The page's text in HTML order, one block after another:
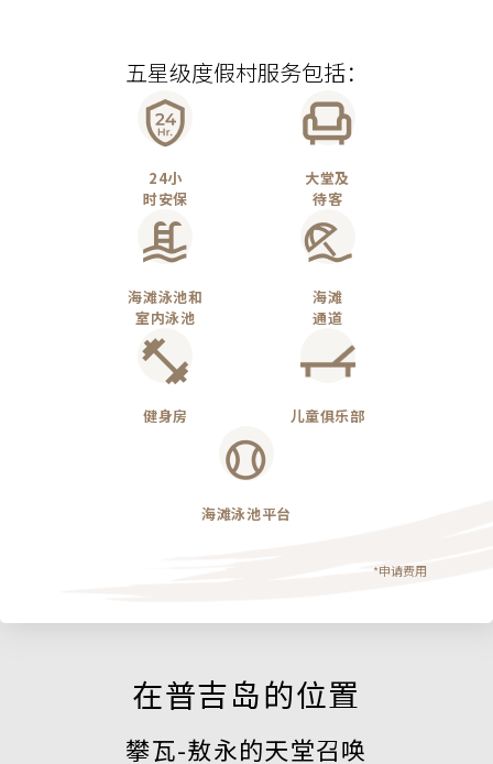
五星级度假村服务包括：
24小
时安保
大堂及
待客
海滩泳池和
室内泳池
海滩
通道
健身房
海滩泳池平台
儿童俱乐部
*申请费用
在普吉岛的位置
攀瓦-敖永的天堂召唤